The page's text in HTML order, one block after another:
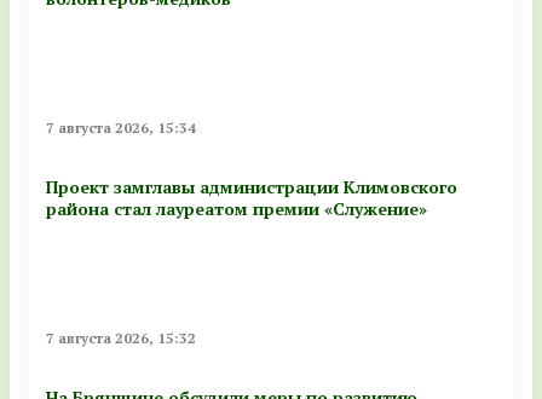
7 августа 2026, 15:34
Проект замглавы администрации Климовского
района стал лауреатом премии «Служение»
7 августа 2026, 15:32